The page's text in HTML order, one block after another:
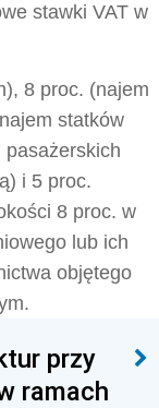
stawki VAT w
8 proc. (najem
statków
pasażerskich
i 5 proc.
8 proc. w
lub ich
objętego
przy
ramach